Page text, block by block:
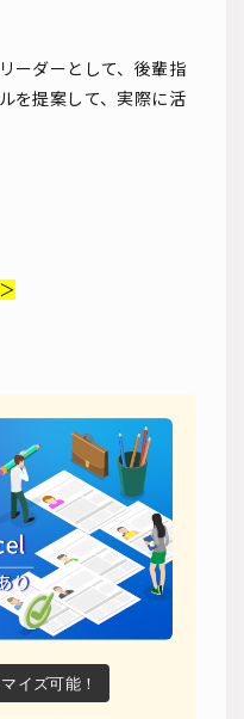
ーダーとして、後輩指
を提案して、実際に活
イズ可能！